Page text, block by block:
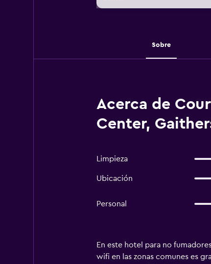
Sobre
Acerca de
Center,
Limpieza
Ubicación
Personal
En este hotel para no
wifi en las zonas comunes es